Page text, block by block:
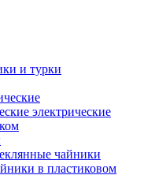
и турки
электрические
чайники
в пластиковом